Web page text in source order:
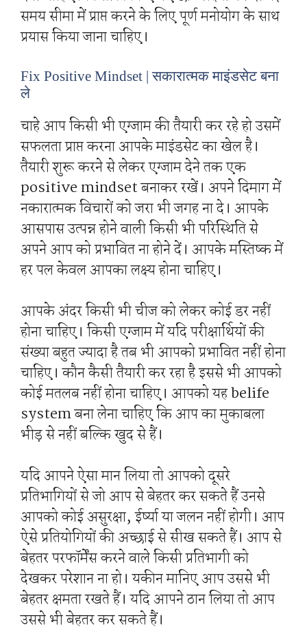
समय सीमा में प्राप्त करने के लिए पूर्ण मनोयोग के साथ
प्रयास किया जाना चाहिए।
Fix Positive Mindset | सकारात्मक माइंडसेट बना
ले
चाहे आप किसी भी एग्जाम की तैयारी कर रहे हो उसमें
सफलता प्राप्त करना आपके माइंडसेट का खेल है।
तैयारी शुरू करने से लेकर एग्जाम देने तक एक
positive mindset बनाकर रखें। अपने दिमाग में
नकारात्मक विचारों को जरा भी जगह ना दे। आपके
आसपास उत्पन्न होने वाली किसी भी परिस्थिति से
अपने आप को प्रभावित ना होने दें। आपके मस्तिष्क में
हर पल केवल आपका लक्ष्य होना चाहिए।
आपके अंदर किसी भी चीज को लेकर कोई डर नहीं
होना चाहिए। किसी एग्जाम में यदि परीक्षार्थियों की
संख्या बहुत ज्यादा है तब भी आपको प्रभावित नहीं होना
चाहिए। कौन कैसी तैयारी कर रहा है इससे भी आपको
कोई मतलब नहीं होना चाहिए। आपको यह belife
system बना लेना चाहिए कि आप का मुकाबला
भीड़ से नहीं बल्कि खुद से हैं।
यदि आपने ऐसा मान लिया तो आपको दूसरे
प्रतिभागियों से जो आप से बेहतर कर सकते हैं उनसे
आपको कोई असुरक्षा, ईर्ष्या या जलन नहीं होगी। आप
ऐसे प्रतियोगियों की अच्छाई से सीख सकते हैं। आप से
बेहतर परफॉर्मेंस करने वाले किसी प्रतिभागी को
देखकर परेशान ना हो। यकीन मानिए आप उससे भी
बेहतर क्षमता रखते हैं। यदि आपने ठान लिया तो आप
उससे भी बेहतर कर सकते हैं।